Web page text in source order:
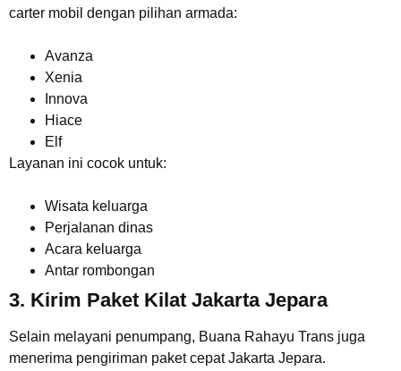
carter mobil dengan pilihan armada:
Avanza
Xenia
Innova
Hiace
Elf
Layanan ini cocok untuk:
Wisata keluarga
Perjalanan dinas
Acara keluarga
Antar rombongan
3. Kirim Paket Kilat Jakarta Jepara
Selain melayani penumpang, Buana Rahayu Trans juga
menerima pengiriman paket cepat Jakarta Jepara.